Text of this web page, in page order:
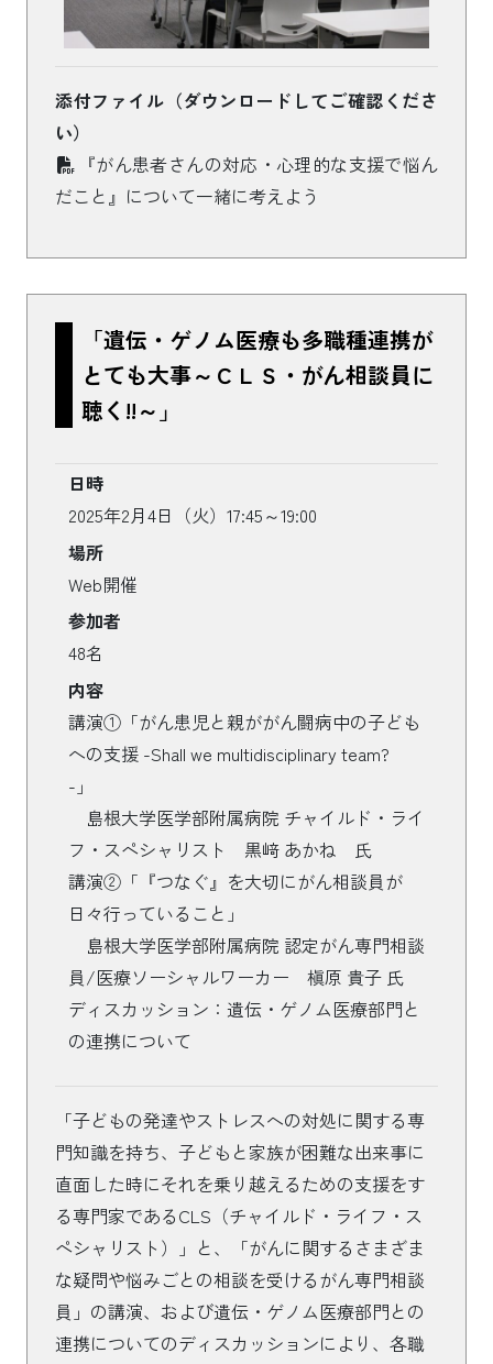
添付ファイル（ダウンロードしてご確認くださ
い）
『がん患者さんの対応・心理的な支援で悩ん
だこと』について一緒に考えよう
「遺伝・ゲノム医療も多職種連携が
とても大事～ＣＬＳ・がん相談員に
聴く!!～」
日時
2025年2月4日（火）17:45～19:00
場所
Web開催
参加者
48名
内容
講演①「がん患児と親ががん闘病中の子ども
への支援 -Shall we multidisciplinary team?
-」
島根大学医学部附属病院 チャイルド・ライ
フ・スペシャリスト 黒﨑 あかね 氏
講演②「『つなぐ』を大切にがん相談員が
日々行っていること」
島根大学医学部附属病院 認定がん専門相談
員/医療ソーシャルワーカー 槇原 貴子 氏
ディスカッション：遺伝・ゲノム医療部門と
の連携について
「子どもの発達やストレスへの対処に関する専
門知識を持ち、子どもと家族が困難な出来事に
直面した時にそれを乗り越えるための支援をす
る専門家であるCLS（チャイルド・ライフ・ス
ペシャリスト）」と、「がんに関するさまざま
な疑問や悩みごとの相談を受けるがん専門相談
員」の講演、および遺伝・ゲノム医療部門との
連携についてのディスカッションにより、各職